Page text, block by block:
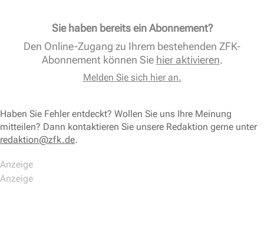
Sie haben bereits ein Abonnement?
Den Online-Zugang zu Ihrem bestehenden ZFK-
Abonnement können Sie hier aktivieren.
Melden Sie sich hier an.
Haben Sie Fehler entdeckt? Wollen Sie uns Ihre Meinung
mitteilen? Dann kontaktieren Sie unsere Redaktion gerne unter
redaktion@zfk.de.